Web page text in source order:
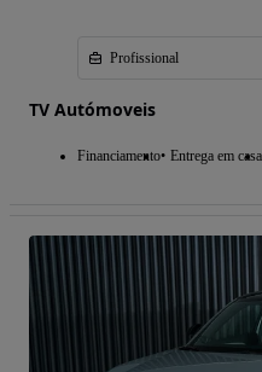
Profissional
TV Autómoveis
Financiamento Entrega em casa